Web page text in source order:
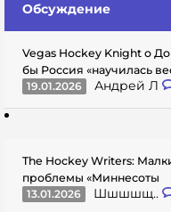
Обсуждение
Vegas Hockey Knight о
бы Россия «научилась
19.01.2026
Андрей Л
The Hockey Writers:
проблемы «Миннесоты
13.01.2026
Шшшшщ..